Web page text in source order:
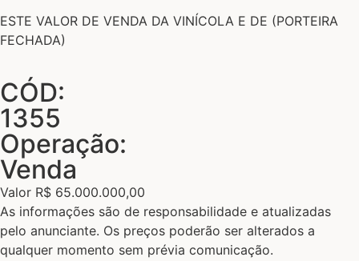
ESTE VALOR DE VENDA DA VINÍCOLA E DE (PORTEIRA
FECHADA)
CÓD:
1355
Operação:
Venda
Valor R$ 65.000.000,00
As informações são de responsabilidade e atualizadas
pelo anunciante. Os preços poderão ser alterados a
qualquer momento sem prévia comunicação.